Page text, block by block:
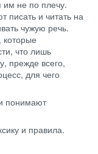
им не по плечу.
писать и читать на
чужую речь.
которые
что лишь
прежде всего,
для чего
понимают
и правила.